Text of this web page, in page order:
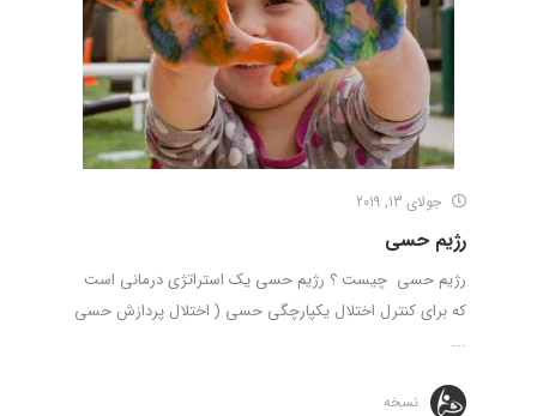
جولای 13, 2019
رژیم حسی
رژیم حسی چیست ؟ رژیم حسی یک استراتژی درمانی است
که برای کنترل اختلال یکپارچگی حسی ( اختلال پردازش حسی
...
نسخه